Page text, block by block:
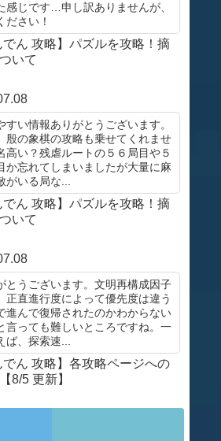
感じです…申し訳ありませんが、
ださい！
でん 攻略】パズルを攻略！摘
いて
すい情報ありがとうございます。
殷の象棋の攻略も乗せてくれませ
高い？残虐ルートの５６局目や５
か忘れてしまいましたが大量に麻
いる局な...
でん 攻略】パズルを攻略！摘
いて
とうございます。文明再構成因子
正直進行度によって優先度は違う
進んで復帰されたのかわからない
言っても難しいところですね。一
、探索速...
でん 攻略】各攻略ページへの
8/5 更新】